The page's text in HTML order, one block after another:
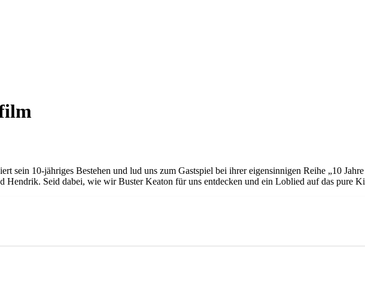
sein 10-jähriges Bestehen und lud uns zum Gastspiel bei ihrer eigensinnigen Reihe „10
Hendrik. Seid dabei, wie wir Buster Keaton für uns entdecken und ein Loblied auf das pure